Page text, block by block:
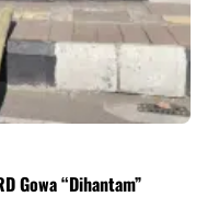
Gowa “Dihantam”